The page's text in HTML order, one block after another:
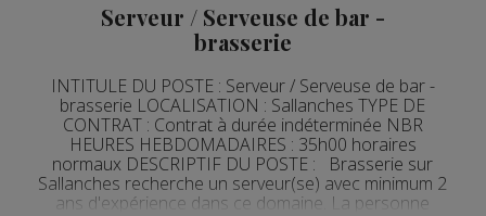
Serveur / Serveuse de bar -
brasserie
INTITULE DU POSTE : Serveur / Serveuse de bar -
brasserie LOCALISATION : Sallanches TYPE DE
CONTRAT : Contrat à durée indéterminée NBR
HEURES HEBDOMADAIRES : 35h00 horaires
normaux DESCRIPTIF DU POSTE : Brasserie sur
Sallanches recherche un serveur(se) avec minimum 2
ans d'expérience dans ce domaine. La personne